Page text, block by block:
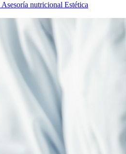
Asesoría nutricional Estética